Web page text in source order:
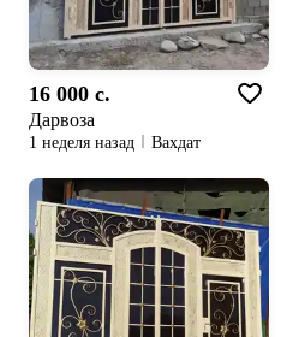
16 000 c.
Дарвоза
1 неделя назад Вахдат